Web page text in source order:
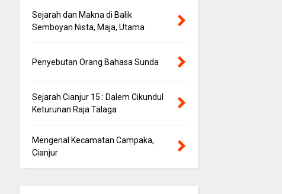
Sejarah dan Makna di Balik
Semboyan Nista, Maja, Utama
Penyebutan Orang Bahasa Sunda
Sejarah Cianjur 15 : Dalem Cikundul
Keturunan Raja Talaga
Mengenal Kecamatan Campaka,
Cianjur